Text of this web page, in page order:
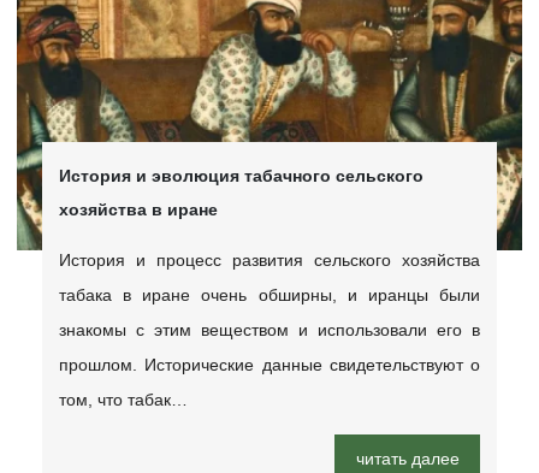
История и эволюция табачного сельского
хозяйства в иране
История и процесс развития сельского хозяйства
табака в иране очень обширны, и иранцы были
знакомы с этим веществом и использовали его в
прошлом. Исторические данные свидетельствуют о
том, что табак…
читать далее